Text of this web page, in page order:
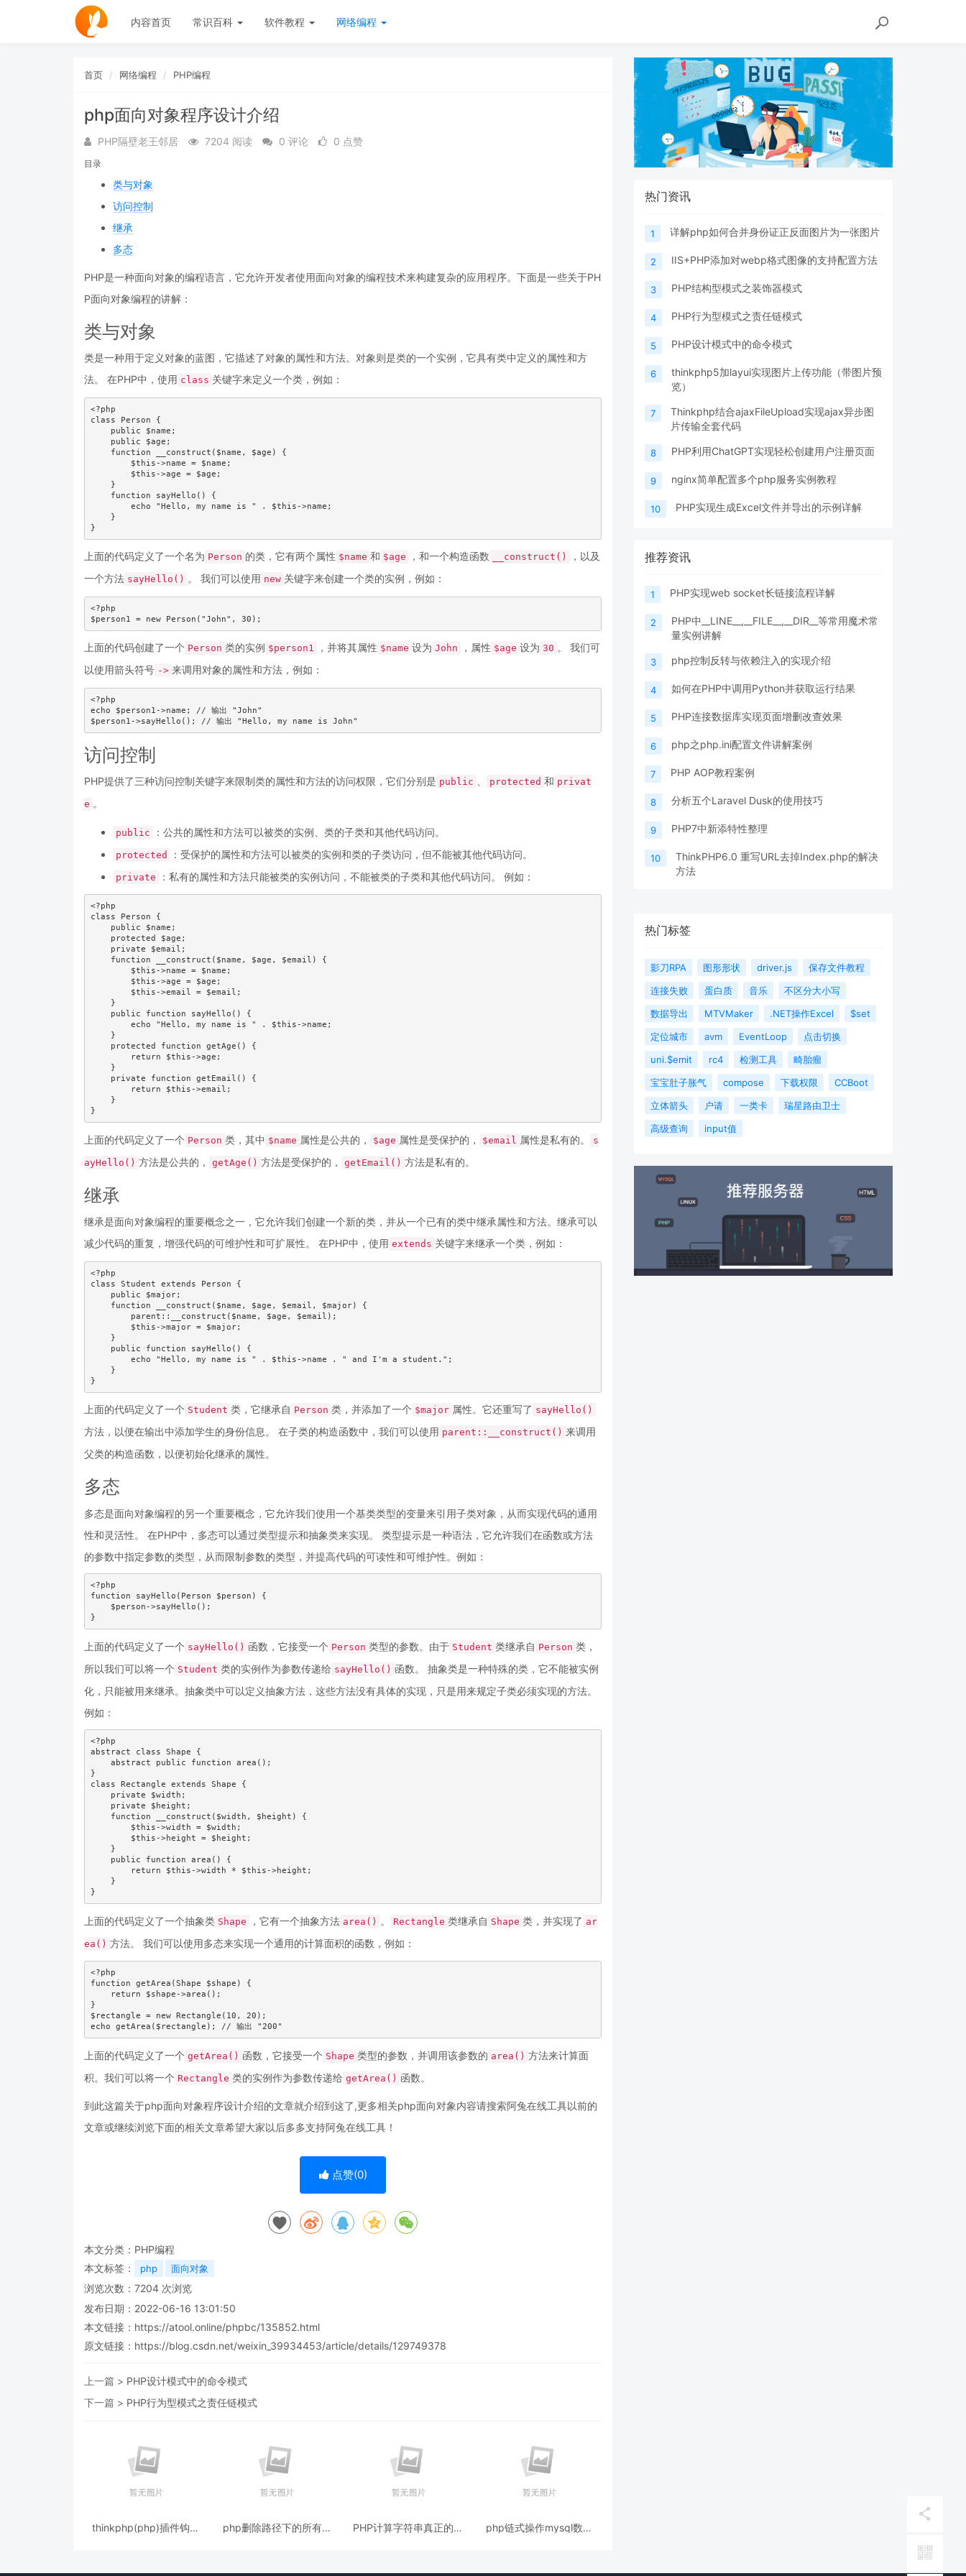
内容首页 常识百科 软件教程 网络编程
首页 网络编程 PHP编程
php面向对象程序设计介绍
PHP隔壁老王邻居 7204 阅读 0 评论 0 点赞
目录
类与对象
访问控制
继承
多态
PHP是一种面向对象的编程语言，它允许开发者使用面向对象的编程技术来构建复杂的应用程序。下面是一些关于PH
P面向对象编程的讲解：
类与对象
类是一种用于定义对象的蓝图，它描述了对象的属性和方法。对象则是类的一个实例，它具有类中定义的属性和方
法。 在PHP中，使用 class 关键字来定义一个类，例如：
<?php
class Person {
    public $name;
    public $age;
    function __construct($name, $age) {
        $this->name = $name;
        $this->age = $age;
    }
    function sayHello() {
        echo "Hello, my name is " . $this->name;
    }
}
上面的代码定义了一个名为 Person 的类，它有两个属性 $name 和 $age ，和一个构造函数 __construct()
，以及
一个方法 sayHello() 。 我们可以使用 new 关键字来创建一个类的实例，例如：
<?php
$person1 = new Person("John", 30);
上面的代码创建了一个 Person 类的实例 $person1 ，并将其属性 $name 设为 John ，属性 $age 设为 30 。 我们可
以使用箭头符号 -> 来调用对象的属性和方法，例如：
<?php
echo $person1->name; // 输出 "John"
$person1->sayHello(); // 输出 "Hello, my name is John"
访问控制
PHP提供了三种访问控制关键字来限制类的属性和方法的访问权限，它们分别是 public protected 和 privat
e 。
public ：公共的属性和方法可以被类的实例、类的子类和其他代码访问。
protected ：受保护的属性和方法可以被类的实例和类的子类访问，但不能被其他代码访问。
private ：私有的属性和方法只能被类的实例访问，不能被类的子类和其他代码访问。 例如：
<?php
class Person {
    public $name;
    protected $age;
    private $email;
    function __construct($name, $age, $email) {
        $this->name = $name;
        $this->age = $age;
        $this->email = $email;
    }
    public function sayHello() {
        echo "Hello, my name is " . $this->name;
    }
    protected function getAge() {
        return $this->age;
    }
    private function getEmail() {
        return $this->email;
    }
}
上面的代码定义了一个 Person 类，其中 $name 属性是公共的， $age 属性是受保护的， $email 属性是私有的。 s
ayHello() 方法是公共的， getAge() 方法是受保护的， getEmail() 方法是私有的。
继承
继承是面向对象编程的重要概念之一，它允许我们创建一个新的类，并从一个已有的类中继承属性和方法。继承可以
减少代码的重复，增强代码的可维护性和可扩展性。 在PHP中，使用 extends 关键字来继承一个类，例如：
<?php
class Student extends Person {
    public $major;
    function __construct($name, $age, $email, $major) {
        parent::__construct($name, $age, $email);
        $this->major = $major;
    }
    public function sayHello() {
        echo "Hello, my name is " . $this->name . " and I'm a student.";
    }
}
上面的代码定义了一个 Student 类，它继承自 Person 类，并添加了一个 $major 属性。它还重写了 sayHello()
方法，以便在输出中添加学生的身份信息。 在子类的构造函数中，我们可以使用 parent::__construct() 来调用
父类的构造函数，以便初始化继承的属性。
多态
多态是面向对象编程的另一个重要概念，它允许我们使用一个基类类型的变量来引用子类对象，从而实现代码的通用
性和灵活性。 在PHP中，多态可以通过类型提示和抽象类来实现。 类型提示是一种语法，它允许我们在函数或方法
的参数中指定参数的类型，从而限制参数的类型，并提高代码的可读性和可维护性。例如：
<?php
function sayHello(Person $person) {
    $person->sayHello();
}
上面的代码定义了一个 sayHello() 函数，它接受一个 Person 类型的参数。由于 Student 类继承自 Person 类，
所以我们可以将一个 Student 类的实例作为参数传递给 sayHello() 函数。 抽象类是一种特殊的类，它不能被实例
化，只能被用来继承。抽象类中可以定义抽象方法，这些方法没有具体的实现，只是用来规定子类必须实现的方法。
例如：
<?php
abstract class Shape {
    abstract public function area();
}
class Rectangle extends Shape {
    private $width;
    private $height;
    function __construct($width, $height) {
        $this->width = $width;
        $this->height = $height;
    }
    public function area() {
        return $this->width * $this->height;
    }
}
上面的代码定义了一个抽象类 Shape ，它有一个抽象方法 area() 。 Rectangle 类继承自 Shape 类，并实现了 ar
ea() 方法。 我们可以使用多态来实现一个通用的计算面积的函数，例如：
<?php
function getArea(Shape $shape) {
    return $shape->area();
}
$rectangle = new Rectangle(10, 20);
echo getArea($rectangle); // 输出 "200"
上面的代码定义了一个 getArea() 函数，它接受一个 Shape 类型的参数，并调用该参数的 area() 方法来计算面
积。我们可以将一个 Rectangle 类的实例作为参数传递给 getArea() 函数。
到此这篇关于php面向对象程序设计介绍的文章就介绍到这了,更多相关php面向对象内容请搜索阿兔在线工具以前的
文章或继续浏览下面的相关文章希望大家以后多多支持阿兔在线工具！
点赞(0)
本文分类： PHP编程
本文标签：
php 面向对象
浏览次数： 7204 次浏览
发布日期：2022-06-16 13:01:50
本文链接： https://atool.online/phpbc/135852.html
原文链接：https://blog.csdn.net/weixin_39934453/article/details/129749378
上一篇 > PHP设计模式中的命令模式
下一篇 > PHP行为型模式之责任链模式
thinkphp(php)插件钩子
php删除路径下的所有文
PHP计算字符串真正的宽
php链式操作mysql数据
热门资讯
1 详解php如何合并身份证正反面图片为一张图片
2 IIS+PHP添加对webp格式图像的支持配置方法
3 PHP结构型模式之装饰器模式
4 PHP行为型模式之责任链模式
5 PHP设计模式中的命令模式
6
thinkphp5加layui实现图片上传功能（带图片预
览）
7
Thinkphp结合ajaxFileUpload实现ajax异步图
片传输全套代码
8 PHP利用ChatGPT实现轻松创建用户注册页面
9 nginx简单配置多个php服务实例教程
10 PHP实现生成Excel文件并导出的示例详解
推荐资讯
1 PHP实现web socket长链接流程详解
2
PHP中__LINE__,__FILE__,__DIR__等常用魔术常
量实例讲解
3 php控制反转与依赖注入的实现介绍
4 如何在PHP中调用Python并获取运行结果
5 PHP连接数据库实现页面增删改查效果
6 php之php.ini配置文件讲解案例
7 PHP AOP教程案例
8 分析五个Laravel Dusk的使用技巧
9 PHP7中新添特性整理
10
ThinkPHP6.0 重写URL去掉Index.php的解决
方法
热门标签
影刀RPA 图形形状 driver.js
保存文件教程
连接失败
蛋白质 音乐
不区分大小写
数据导出
MTVMaker .NET操作Excel
$set
定位城市
avm EventLoop
点击切换
uni.$emit
rc4 检测工具
畸胎瘤
宝宝肚子胀气
compose 下载权限
CCBoot
立体箭头
户请 一类卡
瑞星路由卫士
高级查询
input值